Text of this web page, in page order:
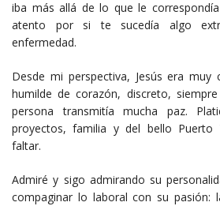
iba más allá de lo que le
atento por si te sucedía algo
enfermedad.
Desde mi perspectiva, Jesús era muy
humilde de corazón, discreto,
persona transmitía mucha paz.
proyectos, familia y del bello Puerto
faltar.
Admiré y sigo admirando su
compaginar lo laboral con su pasión: